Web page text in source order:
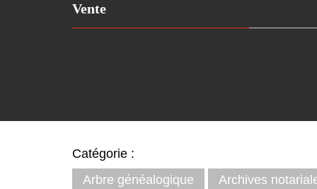
Vente
Catégorie :
Arbre généalogique
Archives